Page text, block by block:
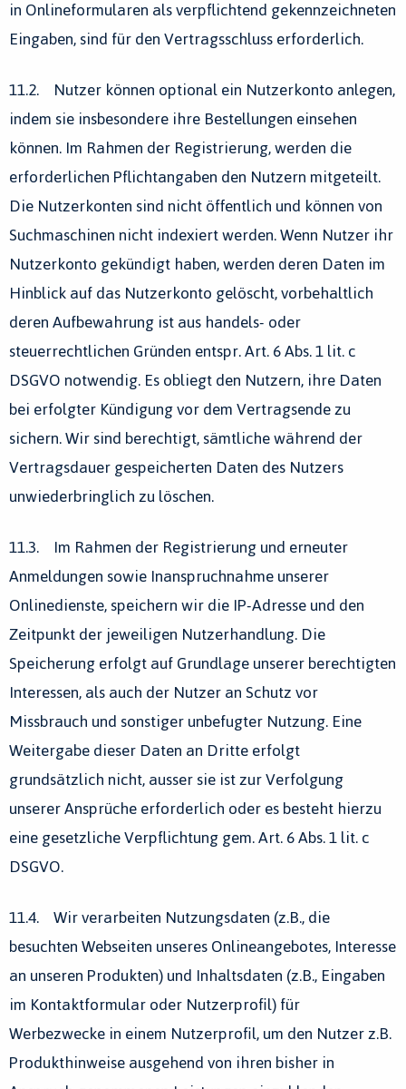
in Onlineformularen als verpflichtend gekennzeichneten
Eingaben, sind für den Vertragsschluss erforderlich.
11.2. Nutzer können optional ein Nutzerkonto anlegen,
indem sie insbesondere ihre Bestellungen einsehen
können. Im Rahmen der Registrierung, werden die
erforderlichen Pflichtangaben den Nutzern mitgeteilt.
Die Nutzerkonten sind nicht öffentlich und können von
Suchmaschinen nicht indexiert werden. Wenn Nutzer ihr
Nutzerkonto gekündigt haben, werden deren Daten im
Hinblick auf das Nutzerkonto gelöscht, vorbehaltlich
deren Aufbewahrung ist aus handels- oder
steuerrechtlichen Gründen entspr. Art. 6 Abs. 1 lit. c
DSGVO notwendig. Es obliegt den Nutzern, ihre Daten
bei erfolgter Kündigung vor dem Vertragsende zu
sichern. Wir sind berechtigt, sämtliche während der
Vertragsdauer gespeicherten Daten des Nutzers
unwiederbringlich zu löschen.
11.3. Im Rahmen der Registrierung und erneuter
Anmeldungen sowie Inanspruchnahme unserer
Onlinedienste, speichern wir die IP-Adresse und den
Zeitpunkt der jeweiligen Nutzerhandlung. Die
Speicherung erfolgt auf Grundlage unserer berechtigten
Interessen, als auch der Nutzer an Schutz vor
Missbrauch und sonstiger unbefugter Nutzung. Eine
Weitergabe dieser Daten an Dritte erfolgt
grundsätzlich nicht, ausser sie ist zur Verfolgung
unserer Ansprüche erforderlich oder es besteht hierzu
eine gesetzliche Verpflichtung gem. Art. 6 Abs. 1 lit. c
DSGVO.
11.4. Wir verarbeiten Nutzungsdaten (z.B., die
besuchten Webseiten unseres Onlineangebotes, Interesse
an unseren Produkten) und Inhaltsdaten (z.B., Eingaben
im Kontaktformular oder Nutzerprofil) für
Werbezwecke in einem Nutzerprofil, um den Nutzer z.B.
Produkthinweise ausgehend von ihren bisher in